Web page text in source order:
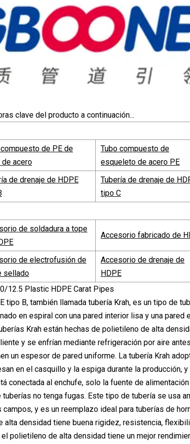
clave del producto a continuación...
de PE de
de acero
Tubo compuesto de
esqueleto de acero PE
de drenaje de HDPE
Tubería de drenaje de
tipo C
de soldadura a tope
Accesorio fabricado de
de electrofusión de
sellado
Accesorio de drenaje de
HDPE
tipo B, también llamada tubería Krah, es un tipo de
en espiral con una pared interior lisa y una
Krah están hechas de polietileno de alta
y se enfrían mediante refrigeración por aire
un espesor de pared uniforme. La tubería Krah
en el casquillo y la espiga durante la producción,
conectada al enchufe, solo la fuente de
no tenga fugas. Este tipo de tubería se usa
y es un reemplazo ideal para tuberías de
densidad tiene buena rigidez, resistencia,
polietileno de alta densidad tiene un mejor